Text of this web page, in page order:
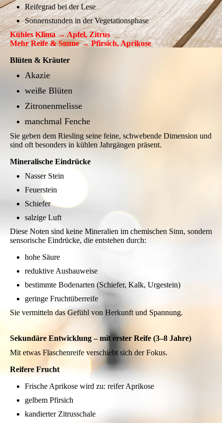
Reifegrad bei der Lese
Sonnenstunden in der Vegetationsphase
Kühles Klima → Apfel, Zitrus
Mehr Reife & Sonne → Pfirsich, Aprikose
Blüten & Kräuter
Akazie
weiße Blüten
Zitronenmelisse
manchmal Fenche
Sie geben dem Riesling seine feine, schwebende Dimension und
sind oft besonders in kühlen Jahrgängen präsent.
Mineralische Eindrücke
Nasser Stein
Feuerstein
Schiefer
salzige Luft
Diese Noten sind keine Mineralien im chemischen Sinn, sondern
sensorische Eindrücke, die entstehen durch:
hohe Säure
reduktive Ausbauweise
bestimmte Bodenarten (Schiefer, Kalk, Urgestein)
geringe Fruchtüberreife
Sie vermitteln das Gefühl von Herkunft und Spannung.
Sekundäre Entwicklung – mit erster Reife (3–8 Jahre)
Mit etwas Flaschenreife verschiebt sich der Fokus.
Reifere Frucht
Frische Aprikose wird zu: reifer Aprikose
gelbem Pfirsich
kandierter Zitrusschale